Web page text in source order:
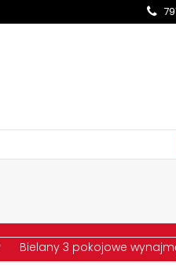
Bielany 3 pokojowe